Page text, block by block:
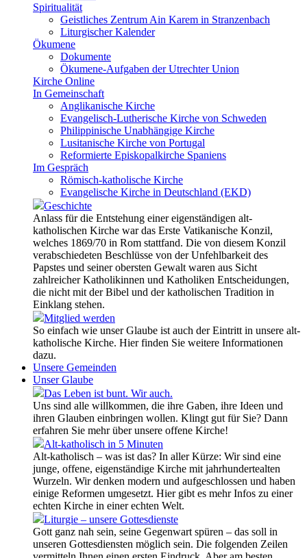
Spiritualität
Geistliches Zentrum Ain Karem in Stranzenbach
Liturgischer Kalender
Ökumene
Dokumente
Ökumene-Aufgaben der Utrechter Union
Kirche Online
In Gemeinschaft
Anglikanische Kirche
Evangelisch-Lutherische Kirche von Schweden
Philippinische Unabhängige Kirche
Lusitanische Kirche von Portugal
Reformierte Episkopalkirche Spaniens
Im Gespräch
Römisch-katholische Kirche
Evangelische Kirche in Deutschland (EKD)
Geschichte
Anlass für die Entstehung einer eigenständigen alt-
katholischen Kirche war das Erste Vatikanische Konzil,
welches 1869/70 in Rom stattfand. Die von diesem Konzil
verabschiedeten Beschlüsse von der Unfehlbarkeit des
Papstes und seiner obersten Gewalt waren aus Sicht
zahlreicher Katholikinnen und Katholiken Entscheidungen,
die nicht mit der Bibel und der katholischen Tradition in
Einklang stehen.
Mitglied werden
So einfach wie unser Glaube ist auch der Eintritt in unsere alt-
katholische Kirche. Hier finden Sie weitere Informationen
dazu.
Unsere Gemeinden
Unser Glaube
Das Leben ist bunt. Wir auch.
Uns sind alle willkommen, die ihre Gaben, ihre Ideen und
ihren Glauben einbringen wollen. Klingt gut für Sie? Dann
erfahren Sie mehr über unsere offene Kirche!
Alt-katholisch in 5 Minuten
Alt-katholisch – was ist das? In aller Kürze: Wir sind eine
junge, offene, eigenständige Kirche mit jahrhundertealten
Wurzeln. Wir denken modern und aufgeschlossen und haben
einige Reformen umgesetzt. Hier gibt es mehr Infos zu einer
echten Kirche in einer echten Welt.
Liturgie – unsere Gottesdienste
Gott ganz nah sein, seine Gegenwart spüren – das soll in
unseren Gottesdiensten möglich sein. Die folgenden Zeilen